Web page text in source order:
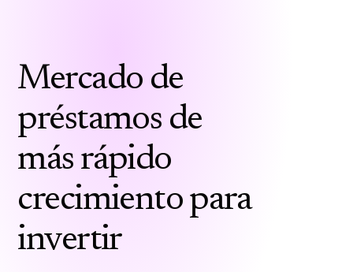
Mercado de
préstamos de
más rápido
crecimiento para
invertir